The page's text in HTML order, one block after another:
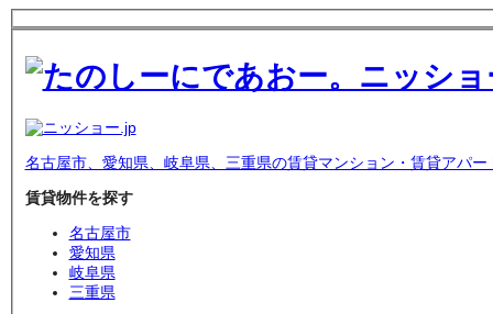
名古屋市、愛知県、岐阜県、三重県の賃貸マンション・賃貸アパー
賃貸物件を探す
名古屋市
愛知県
岐阜県
三重県